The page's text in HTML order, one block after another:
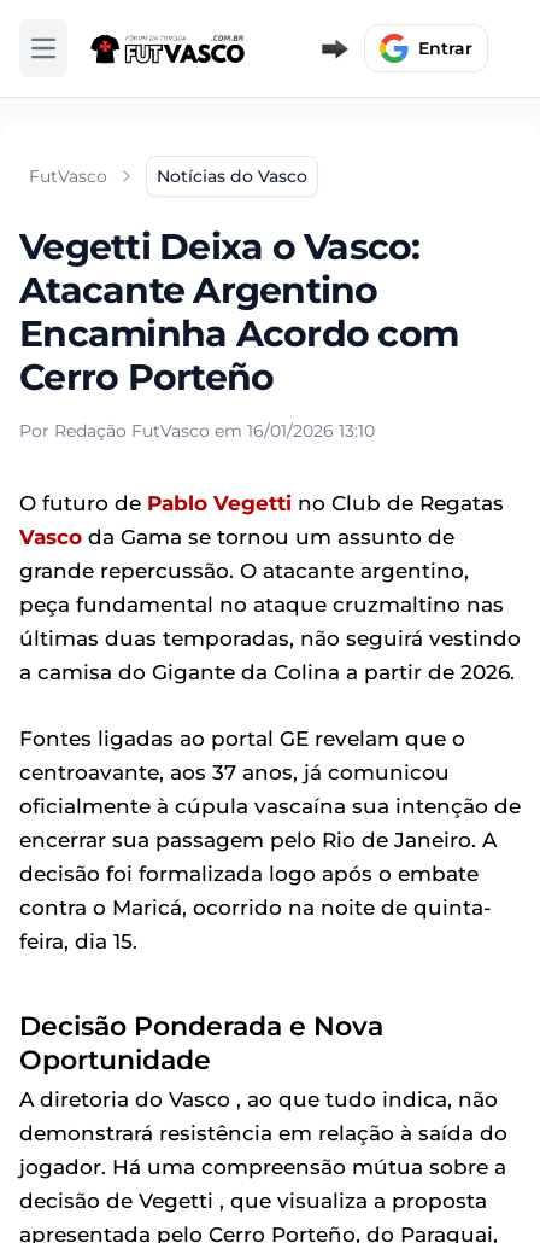
Abrir menu Entrar
FutVasco Notícias do Vasco
Vegetti Deixa o Vasco:
Atacante Argentino
Encaminha Acordo com
Cerro Porteño
Por Redação FutVasco em 16/01/2026 13:10
O futuro de Pablo Vegetti no Club de Regatas
Vasco da Gama se tornou um assunto de
grande repercussão. O atacante argentino,
peça fundamental no ataque cruzmaltino nas
últimas duas temporadas, não seguirá vestindo
a camisa do Gigante da Colina a partir de 2026.
Fontes ligadas ao portal GE revelam que o
centroavante, aos 37 anos, já comunicou
oficialmente à cúpula vascaína sua intenção de
encerrar sua passagem pelo Rio de Janeiro. A
decisão foi formalizada logo após o embate
contra o Maricá, ocorrido na noite de quinta-
feira, dia 15.
Decisão Ponderada e Nova
Oportunidade
A diretoria do Vasco , ao que tudo indica, não
demonstrará resistência em relação à saída do
jogador. Há uma compreensão mútua sobre a
decisão de Vegetti , que visualiza a proposta
apresentada pelo Cerro Porteño, do Paraguai,